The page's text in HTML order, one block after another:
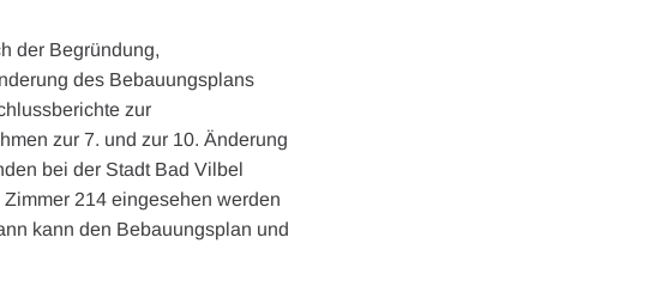
der Begründung,
des Bebauungsplans
zur
zur 7. und zur 10. Änderung
bei der Stadt Bad Vilbel
214 eingesehen werden
kann den Bebauungsplan und